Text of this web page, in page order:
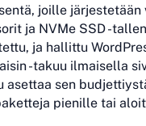
joille
ja NVMe SSD -
ja hallittu
-takuu ilmaisella
asettaa sen
pienille tai